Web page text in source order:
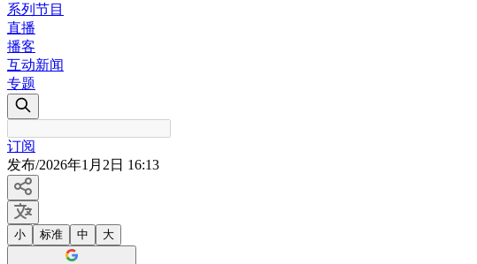
系列节目
直播
播客
互动新闻
专题
订阅
发布/2026年1月2日 16:13
小 标准 中 大